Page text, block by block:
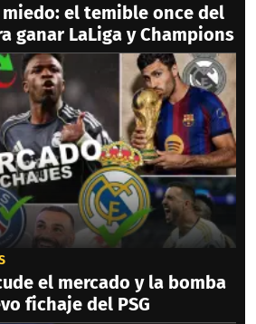
el temible once del
ganar LaLiga y Champions
el mercado y la bomba
fichaje del PSG